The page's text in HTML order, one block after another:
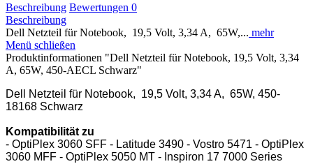
Beschreibung Bewertungen 0
Beschreibung
Dell Netzteil für Notebook, 19,5 Volt, 3,34 A, 65W,... mehr
Menü schließen
Produktinformationen "Dell Netzteil für Notebook, 19,5 Volt, 3,34
A, 65W, 450-AECL Schwarz"
Dell Netzteil für Notebook, 19,5 Volt, 3,34 A, 65W, 450-
18168 Schwarz
Kompatibilität zu
- OptiPlex 3060 SFF - Latitude 3490 - Vostro 5471 - OptiPlex
3060 MFF - OptiPlex 5050 MT - Inspiron 17 7000 Series